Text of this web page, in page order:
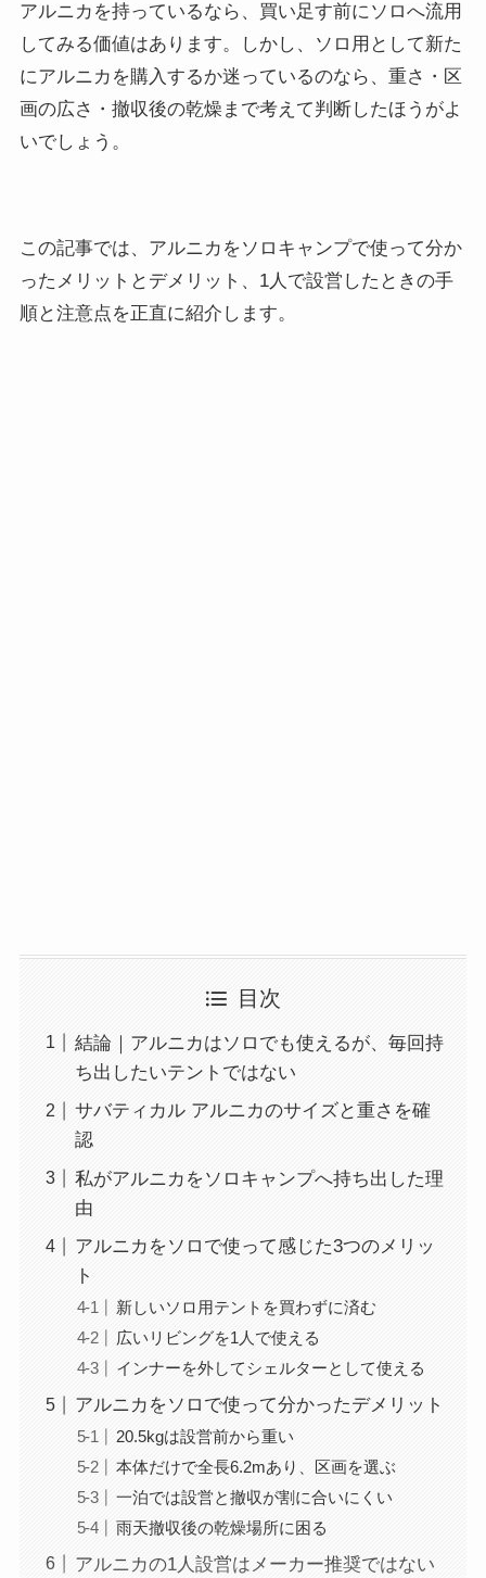
アルニカを持っているなら、買い足す前にソロへ流用
してみる価値はあります。しかし、ソロ用として新た
にアルニカを購入するか迷っているのなら、重さ・区
画の広さ・撤収後の乾燥まで考えて判断したほうがよ
いでしょう。
この記事では、アルニカをソロキャンプで使って分か
ったメリットとデメリット、1人で設営したときの手
順と注意点を正直に紹介します。
目次
結論｜アルニカはソロでも使えるが、毎回持
ち出したいテントではない
サバティカル アルニカのサイズと重さを確
認
私がアルニカをソロキャンプへ持ち出した理
由
アルニカをソロで使って感じた3つのメリッ
ト
新しいソロ用テントを買わずに済む
広いリビングを1人で使える
インナーを外してシェルターとして使える
アルニカをソロで使って分かったデメリット
20.5kgは設営前から重い
本体だけで全長6.2mあり、区画を選ぶ
一泊では設営と撤収が割に合いにくい
雨天撤収後の乾燥場所に困る
アルニカの1人設営はメーカー推奨ではない